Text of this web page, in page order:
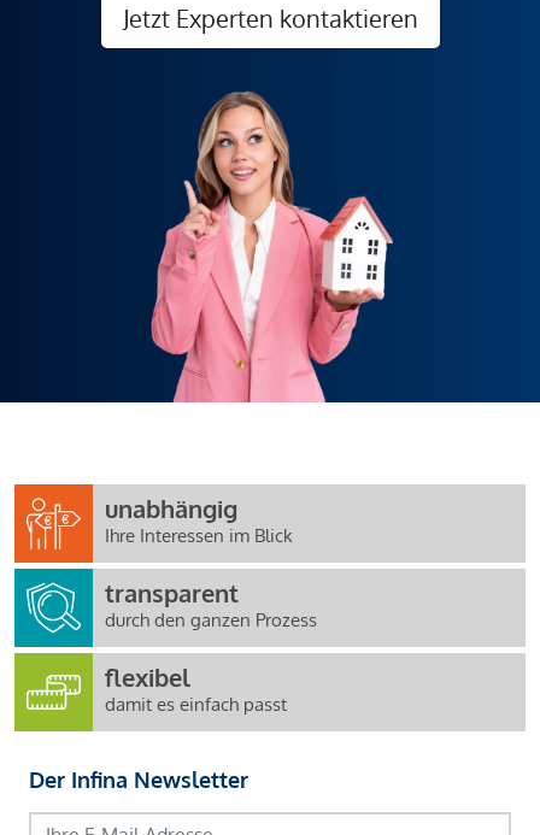
Jetzt Experten kontaktieren
unabhängig
Ihre Interessen im Blick
transparent
durch den ganzen Prozess
flexibel
damit es einfach passt
Der Infina Newsletter